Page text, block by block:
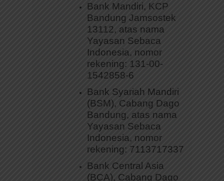
Bank Mandiri, KCP
Bandung Jamsostek
13112, atas nama
Yayasan Sebaca
Indonesia, nomor
rekening: 131-00-
1542858-6
Bank Syariah Mandiri
(BSM), Cabang Dago
Bandung, atas nama
Yayasan Sebaca
Indonesia, nomor
rekening: 7113717337
Bank Central Asia
(BCA), Cabang Dago